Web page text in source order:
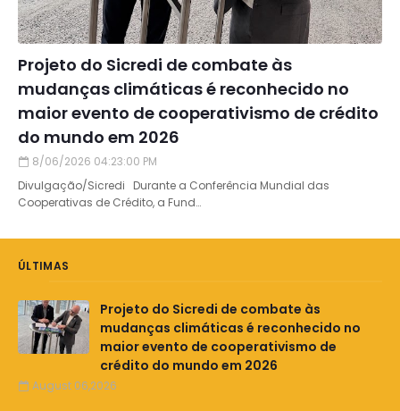
Projeto do Sicredi de combate às
mudanças climáticas é reconhecido no
maior evento de cooperativismo de crédito
do mundo em 2026
8/06/2026 04:23:00 PM
Divulgação/Sicredi Durante a Conferência Mundial das
Cooperativas de Crédito, a Fund…
ÚLTIMAS
Projeto do Sicredi de combate às
mudanças climáticas é reconhecido no
maior evento de cooperativismo de
crédito do mundo em 2026
August 06,2026